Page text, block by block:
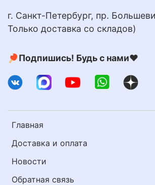
Главная
Доставка и оплата
Новости
Обратная связь
г. Санкт-Петербург, пр.
Только доставка со складов)
🏓Подпишись! Будь с нами❤️